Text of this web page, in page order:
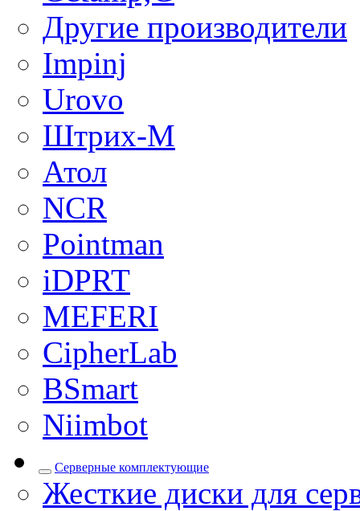
Другие производители
Impinj
Urovo
Штрих-М
Атол
NCR
Pointman
iDPRT
MEFERI
CipherLab
BSmart
Niimbot
Серверные комплектующие
Жесткие диски для